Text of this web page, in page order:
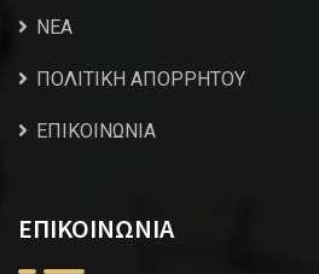
NEA
ΠΟΛΙΤΙΚΗ ΑΠΟΡΡΗΤΟΥ
ΕΠΙΚΟΙΝΩΝΙΑ
ΕΠΙΚΟΙΝΩΝΙΑ